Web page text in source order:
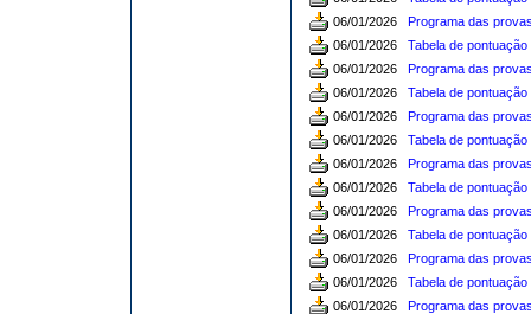
06/01/2026
Programa das
06/01/2026
Tabela de
06/01/2026
Programa das
06/01/2026
Tabela de
06/01/2026
Programa das
06/01/2026
Tabela de
06/01/2026
Programa das
06/01/2026
Tabela de
06/01/2026
Programa das
06/01/2026
Tabela de
06/01/2026
Programa das
06/01/2026
Tabela de
06/01/2026
Programa das